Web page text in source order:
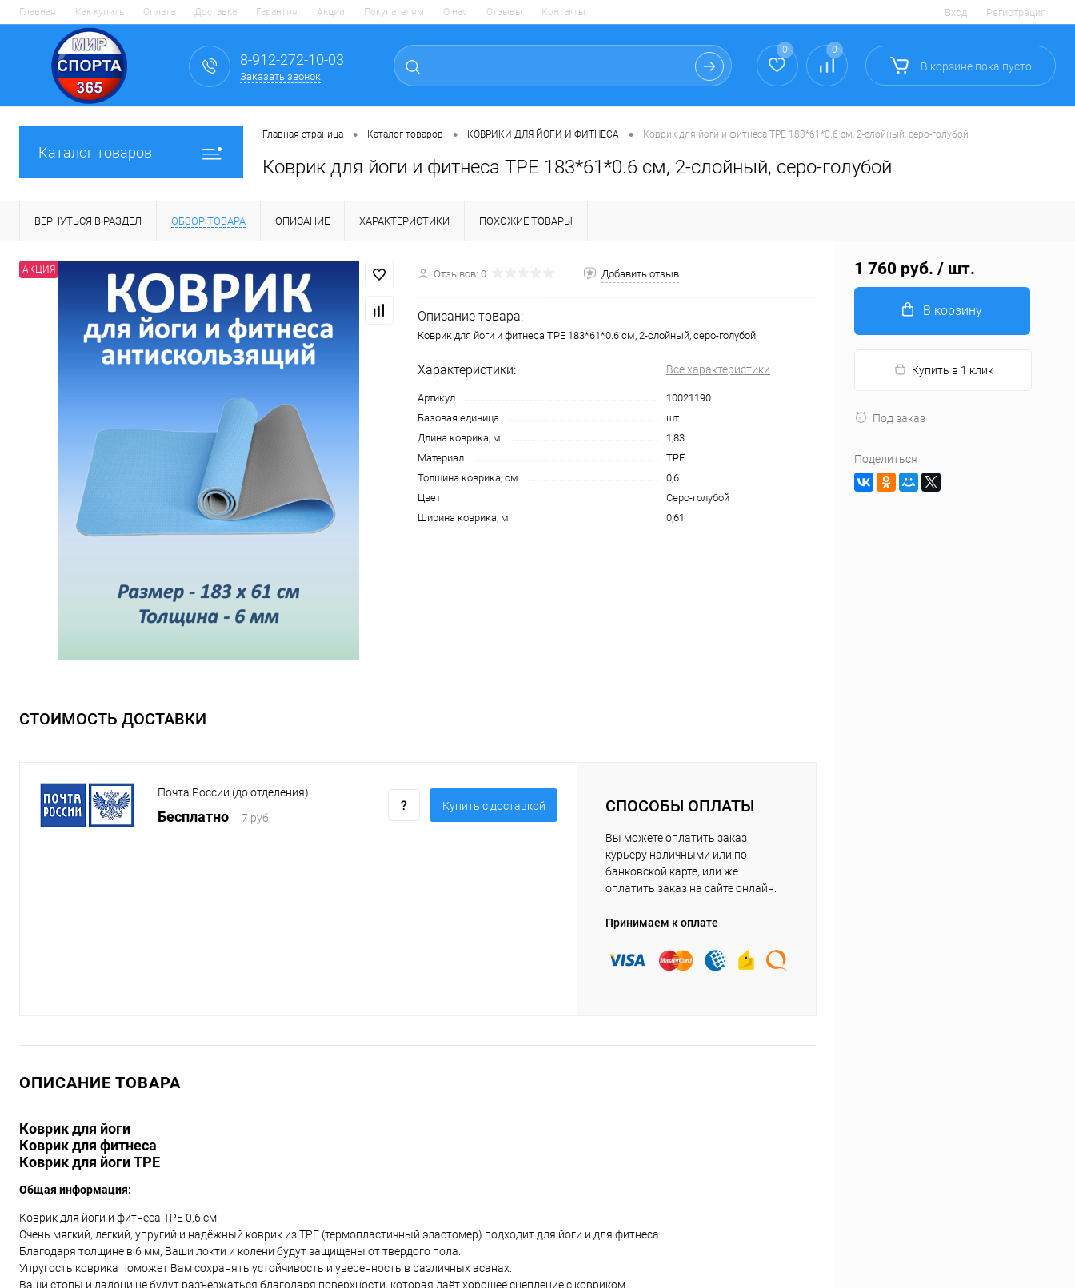
Главная Как купить Оплата Доставка Гарантия Акции Покупателям О нас Отзывы Контакты Вход Регистрация
8-912-272-10-03
Заказать звонок
0 0
В корзине пока пусто
Каталог товаров
Главная страница • Каталог товаров • КОВРИКИ ДЛЯ ЙОГИ И ФИТНЕСА • Коврик для йоги и фитнеса TPE 183*61*0.6 см, 2-слойный, серо-голубой
Коврик для йоги и фитнеса TPE 183*61*0.6 см, 2-слойный, серо-голубой
ВЕРНУТЬСЯ В РАЗДЕЛ ОБЗОР ТОВАРА ОПИСАНИЕ ХАРАКТЕРИСТИКИ ПОХОЖИЕ ТОВАРЫ
АКЦИЯ Отзывов: 0 Добавить отзыв
Описание товара:
Коврик для йоги и фитнеса TPE 183*61*0.6 см, 2-слойный, серо-голубой
Характеристики: Все характеристики
Артикул
10021190
Базовая единица
шт.
Длина коврика, м
1,83
Материал
TPE
Толщина коврика, см
0,6
Цвет
Серо-голубой
Ширина коврика, м
0,61
СТОИМОСТЬ ДОСТАВКИ
Почта России (до отделения)
Бесплатно 7 руб.
Купить c доставкой СПОСОБЫ ОПЛАТЫ
Вы можете оплатить заказ
курьеру наличными или по
банковской карте, или же
оплатить заказ на сайте онлайн.
Принимаем к оплате
ОПИСАНИЕ ТОВАРА
Коврик для йоги
Коврик для фитнеса
Коврик для йоги TPE
Общая информация:
Коврик для йоги и фитнеса TPE 0,6 см.
Очень мягкий, легкий, упругий и надёжный коврик из TPE (термопластичный эластомер) подходит для йоги и для фитнеса.
Благодаря толщине в 6 мм, Ваши локти и колени будут защищены от твердого пола.
Упругость коврика поможет Вам сохранять устойчивость и уверенность в различных асанах.
Ваши стопы и ладони не будут разъезжаться благодаря поверхности, которая даёт хорошее сцепление с ковриком.
1 760 руб. / шт.
В корзину
Купить в 1 клик
Под заказ
Поделиться